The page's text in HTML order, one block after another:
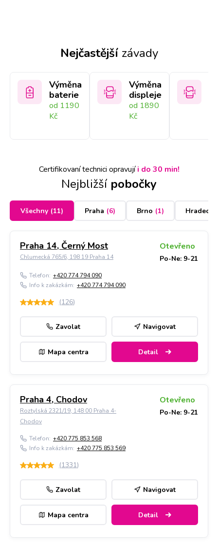
Nejčastější závady
Výměna
baterie
od 1190
Kč
Výměna
displeje
od 1890
Kč
Certifikovaní technici opravujíi do 30 min!
Nejbližší pobočky
Všechny (11) Praha (6) Brno (1) Hradec
Praha 14, Černý Most
Chlumecká 765/6, 198 19 Praha 14
Otevřeno
Po-Ne: 9-21
Telefon: +420 774 794 090
Info k zakázkám: +420 774 794 090
(126)
Zavolat Navigovat
Mapa centra Detail
Praha 4, Chodov
Roztylská 2321/19, 148 00 Praha 4-
Chodov
Otevřeno
Po-Ne: 9-21
Telefon: +420 775 853 568
Info k zakázkám: +420 775 853 569
(1331)
Zavolat Navigovat
Mapa centra Detail